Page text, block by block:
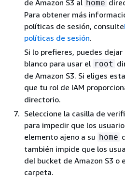
de Amazon S3 al home
Para obtener más
políticas de sesión, consulte
políticas de sesión.
Si lo prefieres, puedes
blanco para usar el root
de Amazon S3. Si eliges
que tu rol de IAM
directorio.
Seleccione la casilla de
para impedir que los
elemento ajeno a su home
también impide que los
del bucket de Amazon S3 o
carpeta.